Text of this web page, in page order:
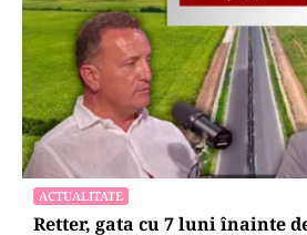
ACTUALITATE
Retter, gata cu 7 luni înainte